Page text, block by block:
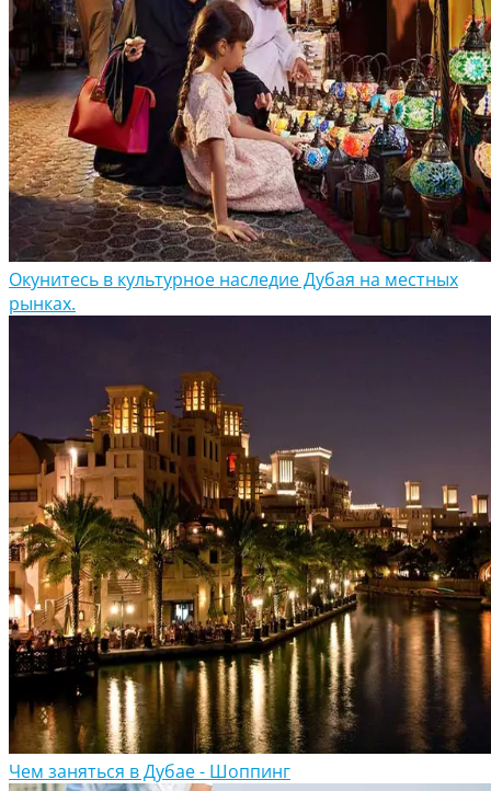
Окунитесь в культурное наследие Дубая на местных
рынках.
Чем заняться в Дубае - Шоппинг